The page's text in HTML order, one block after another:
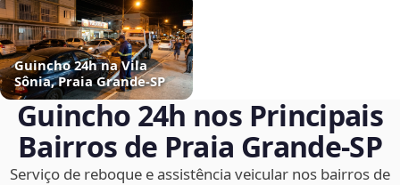
Guincho 24h na Vila
Sônia, Praia Grande‑SP
Guincho 24h nos Principais
Bairros de Praia Grande‑SP
Serviço de reboque e assistência veicular nos bairros de